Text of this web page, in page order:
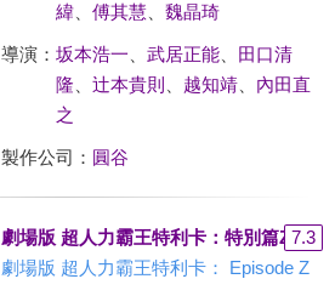
緯、 傅其慧、 魏晶琦
導演： 坂本浩一 武居正能、 田口清
隆
辻本貴則 越知靖、 內田直
之
製作公司： 圓谷
劇場版 超人力霸王特利卡：特別篇Z(中
7.3
劇場版 超人力霸王特利卡： Episode Z